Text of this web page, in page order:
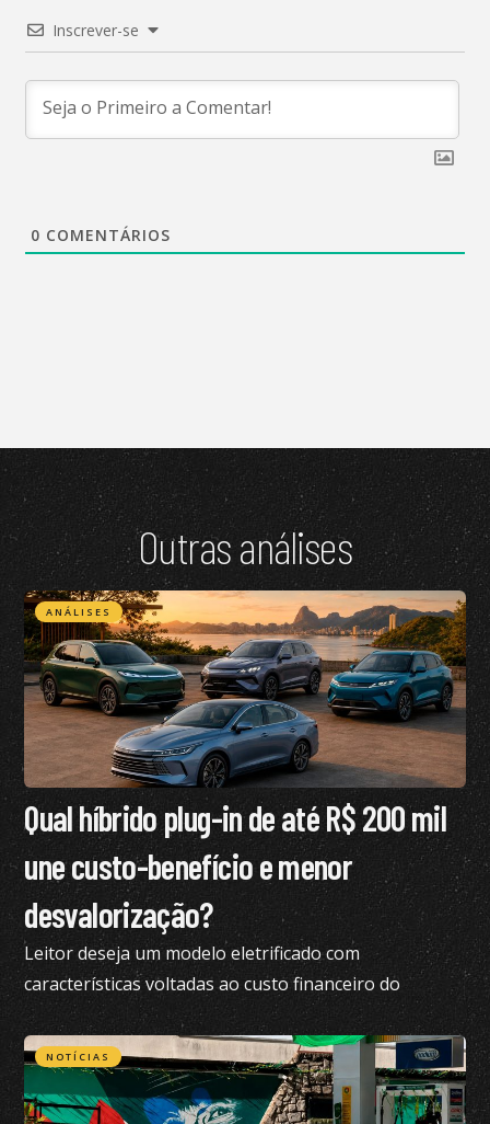
Inscrever-se
0 COMENTÁRIOS
Outras análises
ANÁLISES
Qual híbrido plug-in de até R$ 200 mil
une custo-benefício e menor
desvalorização?
Leitor deseja um modelo eletrificado com
características voltadas ao custo financeiro do
produto e pediu nossa análise completa
NOTÍCIAS